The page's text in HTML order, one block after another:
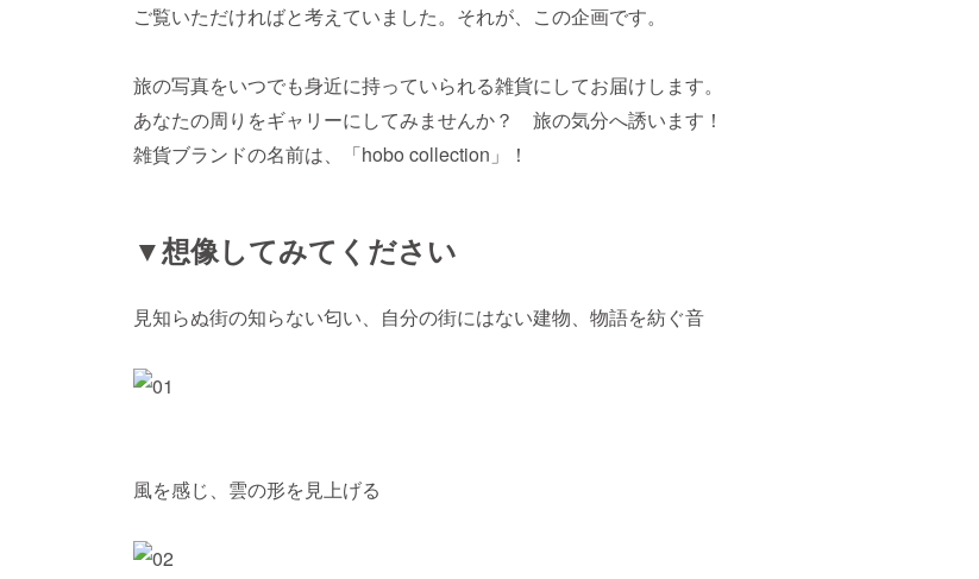
ご覧いただければと考えていました。それが、この企画です。
旅の写真をいつでも身近に持っていられる雑貨にしてお届けします。
あなたの周りをギャリーにしてみませんか？ 旅の気分へ誘います！
雑貨ブランドの名前は、「hobo collection」！
▼想像してみてください
見知らぬ街の知らない匂い、自分の街にはない建物、物語を紡ぐ音
風を感じ、雲の形を見上げる